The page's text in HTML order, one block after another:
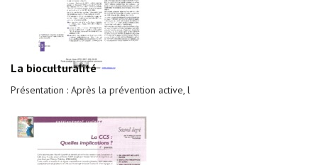
La bioculturalité
Présentation : Après la prévention active, l